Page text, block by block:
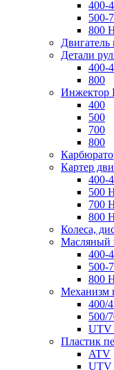
400-
500-
800
Двигатель
Детали
400-
800
Инжектор
400
500
700
800
Картер
400-
500
700
800
Колeса,
Масляный
400-
500-
800
Механизм
400/
500/
UTV
Пластик
ATV
UTV